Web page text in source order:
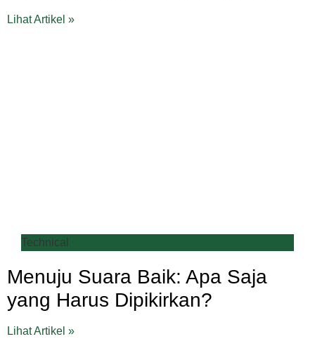
Lihat Artikel »
Technical
Menuju Suara Baik: Apa Saja
yang Harus Dipikirkan?
Lihat Artikel »